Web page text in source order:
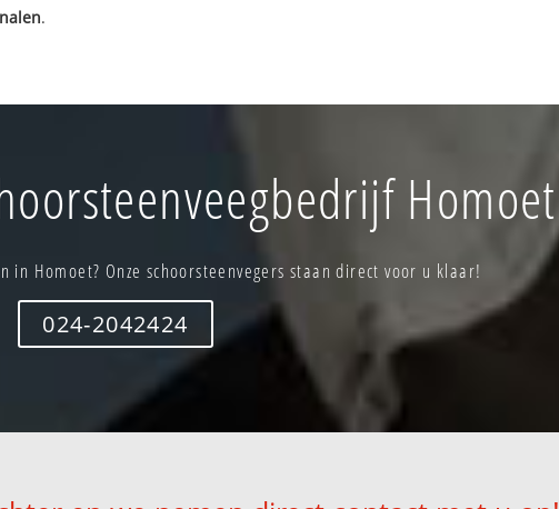
.
Homoet
in Homoet? Onze schoorsteenvegers staan direct voor u klaar!
024-2042424